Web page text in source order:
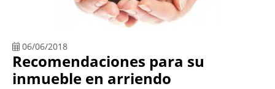
06/06/2018
Recomendaciones para su
inmueble en arriendo